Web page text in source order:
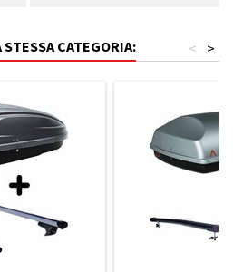
CATEGORIA: >
<